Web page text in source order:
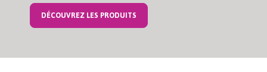
DÉCOUVREZ LES PRODUITS